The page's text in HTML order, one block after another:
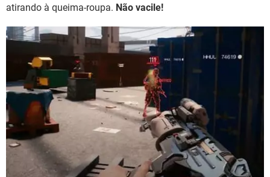
atirando à queima-roupa. Não vacile!